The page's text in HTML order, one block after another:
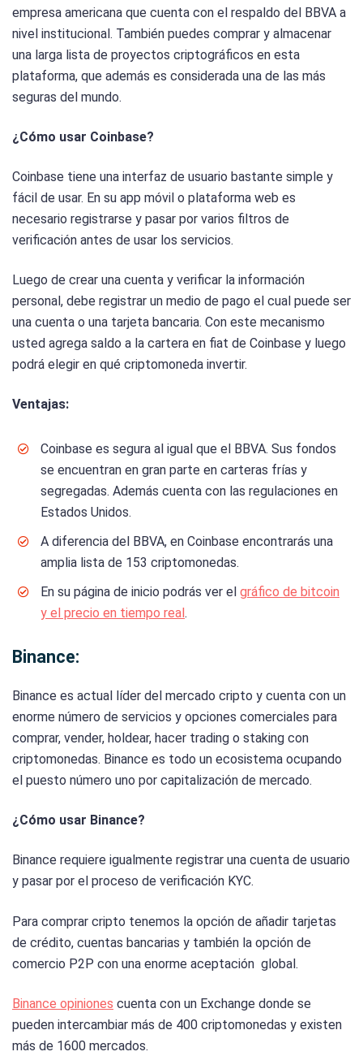
empresa americana que cuenta con el respaldo del BBVA a
nivel institucional. También puedes comprar y almacenar
una larga lista de proyectos criptográficos en esta
plataforma, que además es considerada una de las más
seguras del mundo.
¿Cómo usar Coinbase?
Coinbase tiene una interfaz de usuario bastante simple y
fácil de usar. En su app móvil o plataforma web es
necesario registrarse y pasar por varios filtros de
verificación antes de usar los servicios.
Luego de crear una cuenta y verificar la información
personal, debe registrar un medio de pago el cual puede ser
una cuenta o una tarjeta bancaria. Con este mecanismo
usted agrega saldo a la cartera en fiat de Coinbase y luego
podrá elegir en qué criptomoneda invertir.
Ventajas:
Coinbase es segura al igual que el BBVA. Sus fondos
se encuentran en gran parte en carteras frías y
segregadas. Además cuenta con las regulaciones en
Estados Unidos.
A diferencia del BBVA, en Coinbase encontrarás una
amplia lista de 153 criptomonedas.
En su página de inicio podrás ver el gráfico de bitcoin
y el precio en tiempo real.
Binance:
Binance es actual líder del mercado cripto y cuenta con un
enorme número de servicios y opciones comerciales para
comprar, vender, holdear, hacer trading o staking con
criptomonedas. Binance es todo un ecosistema ocupando
el puesto número uno por capitalización de mercado.
¿Cómo usar Binance?
Binance requiere igualmente registrar una cuenta de usuario
y pasar por el proceso de verificación KYC.
Para comprar cripto tenemos la opción de añadir tarjetas
de crédito, cuentas bancarias y también la opción de
comercio P2P con una enorme aceptación global.
Binance opiniones cuenta con un Exchange donde se
pueden intercambiar más de 400 criptomonedas y existen
más de 1600 mercados.